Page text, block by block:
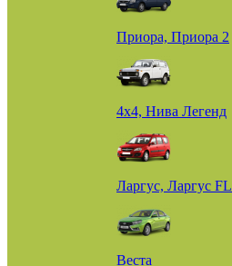
Приора, Приора 2
4х4, Нива Легенд
Ларгус, Ларгус FL
Веста